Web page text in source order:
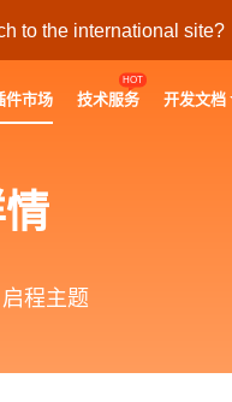
to the international site?
件市场
HOT
技术服务 开发文档
程主题